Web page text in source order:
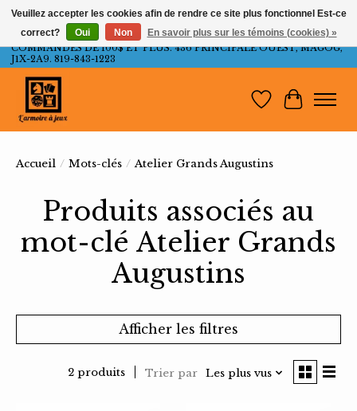
LIVRAISON GRATUITE AU QUÉBEC ET ONTARIO POUR LES
COMMANDES DE 100$ ET PLUS. 436 PRINCIPALE OUEST, MAGOG,
J1X-2A9. 819-843-1223
Liste dePanier
Accueil / Mots-clés / Atelier Grands Augustins
Produits associés au
mot-clé Atelier Grands
Augustins
Afficher les filtres
2 produits Trier par Les plus vus
Veuillez accepter les cookies afin de rendre ce site plus fonctionnel Est-ce
correct?
Oui Non En savoir plus sur les témoins (cookies) »